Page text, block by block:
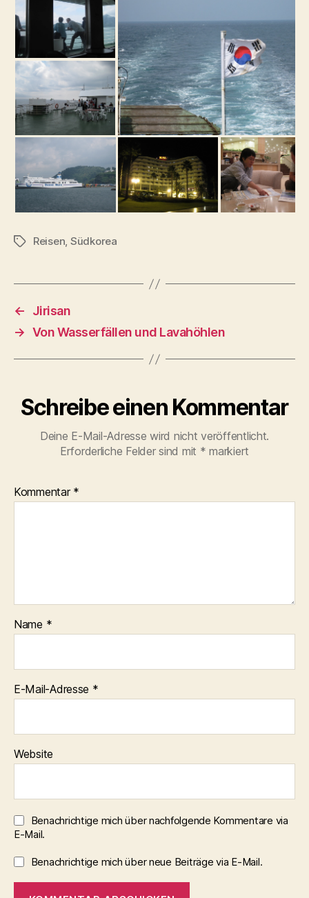
Schlagwörter
Reisen, Südkorea
←
Jirisan
→ Von Wasserfällen und Lavahöhlen
Schreibe einen Kommentar
Deine E-Mail-Adresse wird nicht veröffentlicht.
Erforderliche Felder sind mit * markiert
Kommentar *
Name *
E-Mail-Adresse *
Website
Benachrichtige mich über nachfolgende Kommentare via
E-Mail.
Benachrichtige mich über neue Beiträge via E-Mail.